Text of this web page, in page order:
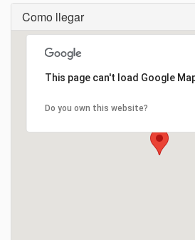
Como llegar
Cargando...
This page can't load Google
Do you own this website?